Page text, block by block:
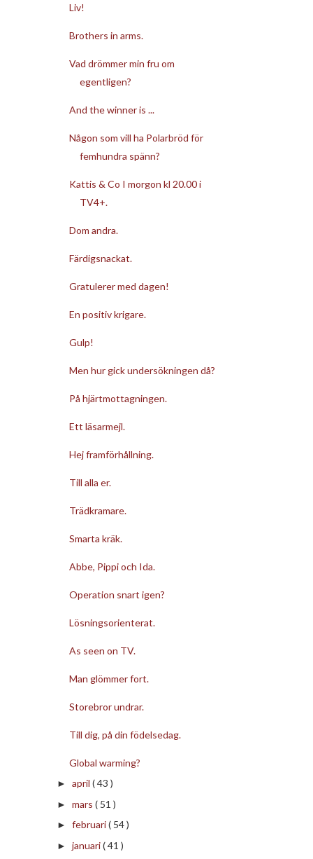
Liv!
Brothers in arms.
Vad drömmer min fru om
egentligen?
And the winner is ...
Någon som vill ha Polarbröd för
femhundra spänn?
Kattis & Co I morgon kl 20.00 i
TV4+.
Dom andra.
Färdigsnackat.
Gratulerer med dagen!
En positiv krigare.
Gulp!
Men hur gick undersökningen då?
På hjärtmottagningen.
Ett läsarmejl.
Hej framförhållning.
Till alla er.
Trädkramare.
Smarta kräk.
Abbe, Pippi och Ida.
Operation snart igen?
Lösningsorienterat.
As seen on TV.
Man glömmer fort.
Storebror undrar.
Till dig, på din födelsedag.
Global warming?
► april ( 43 )
► mars ( 51 )
► februari( 54 )
► januari( 41 )